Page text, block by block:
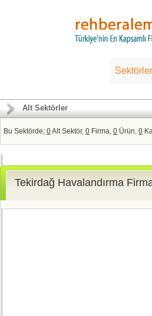
Sektörler
Alt Sektörler
Bu Sektörde; 0Alt Sektör, 0 Firma, 0 Ürün, 0
Tekirdağ Havalandırma